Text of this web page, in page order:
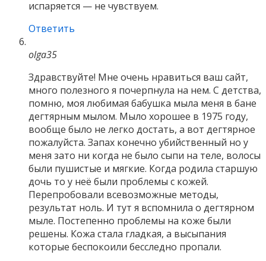
испаряется — не чувствуем.
Ответить
olga35
Здравствуйте! Мне очень нравиться ваш сайт,
много полезного я почерпнула на нем. С детства,
помню, моя любимая бабушка мыла меня в бане
дегтярным мылом. Мыло хорошее в 1975 году,
вообще было не легко достать, а вот дегтярное
пожалуйста. Запах конечно убийственный но у
меня зато ни когда не было сыпи на теле, волосы
были пушистые и мягкие. Когда родила старшую
дочь то у неё были проблемы с кожей.
Перепробовали всевозможные методы,
результат ноль. И тут я вспомнила о дегтярном
мыле. Постепенно проблемы на коже были
решены. Кожа стала гладкая, а высыпания
которые беспокоили бесследно пропали.